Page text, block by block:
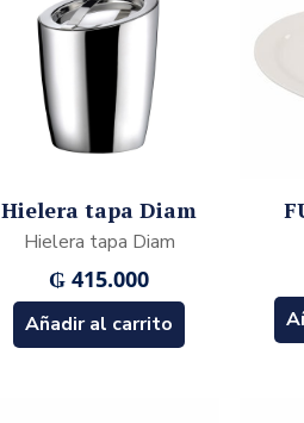
Hielera tapa Diam
Hielera tapa Diam
₲ 415.000
Añadir al carrito